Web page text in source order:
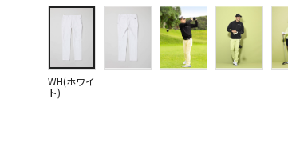
WH(ホワイ
ト)